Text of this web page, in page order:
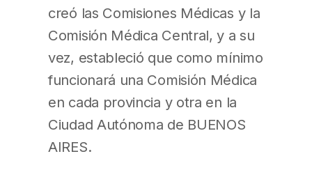
creó las Comisiones Médicas y la
Comisión Médica Central, y a su
vez, estableció que como mínimo
funcionará una Comisión Médica
en cada provincia y otra en la
Ciudad Autónoma de BUENOS
AIRES.